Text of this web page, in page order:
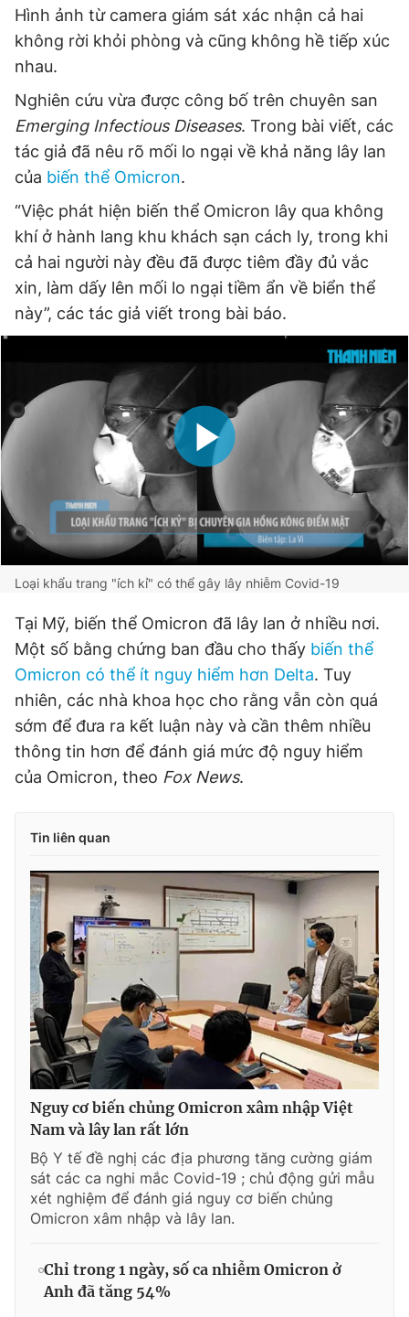
Tổng biên tập: Nguyễn Ngọc Toàn
Phó tổng biên tập thường trực: Hải Thành
Phó tổng biên tập: Lâm Hiếu Dũng
Phó tổng biên tập: Trần Việt Hưng
Tổng thư ký tòa soạn: Đức Trung
Giấy phép xuất bản số 110/GP - BTTTT cấp ngày 24.3.2020
© 2003-2026 Bản quyền thuộc về Báo Thanh Niên. Cấm sao
chép dưới mọi hình thức nếu không có sự chấp thuận bằng văn
bản. Phát triển bởi ePi Technologies, JSC.
Hình ảnh từ camera giám sát xác nhận cả hai
không rời khỏi phòng và cũng không hề tiếp xúc
nhau.
Nghiên cứu vừa được công bố trên chuyên san
Emerging Infectious Diseases. Trong bài viết, các
tác giả đã nêu rõ mối lo ngại về khả năng lây lan
của biến thể Omicron.
“Việc phát hiện biến thể Omicron lây qua không
khí ở hành lang khu khách sạn cách ly, trong khi
cả hai người này đều đã được tiêm đầy đủ vắc
xin, làm dấy lên mối lo ngại tiềm ẩn về biển thể
này”, các tác giả viết trong bài báo.
Loại khẩu trang "ích kỉ" có thể gây lây nhiễm Covid-19
Tại Mỹ, biến thể Omicron đã lây lan ở nhiều nơi.
Một số bằng chứng ban đầu cho thấy biến thể
Omicron có thể ít nguy hiểm hơn Delta. Tuy
nhiên, các nhà khoa học cho rằng vẫn còn quá
sớm để đưa ra kết luận này và cần thêm nhiều
thông tin hơn để đánh giá mức độ nguy hiểm
của Omicron, theo Fox News.
Tin liên quan
Nguy cơ biến chủng Omicron xâm nhập Việt
Nam và lây lan rất lớn
Bộ Y tế đề nghị các địa phương tăng cường giám
sát các ca nghi mắc Covid-19 ; chủ động gửi mẫu
xét nghiệm để đánh giá nguy cơ biến chủng
Omicron xâm nhập và lây lan.
Chỉ trong 1 ngày, số ca nhiễm Omicron ở
Anh đã tăng 54%